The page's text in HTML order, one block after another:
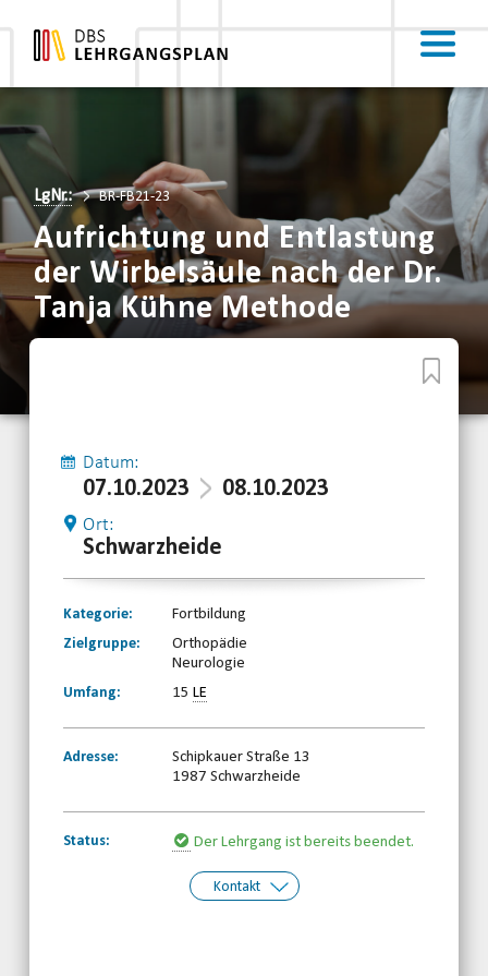
LgNr.: BR-FB21-23
Aufrichtung und Entlastung
der Wirbelsäule nach der Dr.
Tanja Kühne Methode
Datum:
07.10.2023 08.10.2023
Ort:
Schwarzheide
Kategorie:
Fortbildung
Zielgruppe:
Orthopädie
Neurologie
Umfang:
15 LE
Adresse:
Schipkauer Straße 13
1987 Schwarzheide
Status: Der Lehrgang ist bereits beendet.
Kontakt